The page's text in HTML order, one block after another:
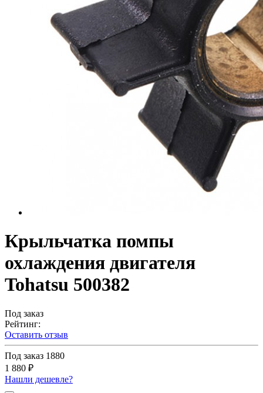
Крыльчатка помпы
охлаждения двигателя
Tohatsu 500382
Под заказ
Рейтинг:
Оставить отзыв
Под заказ 1880
1 880 ₽
Нашли дешевле?